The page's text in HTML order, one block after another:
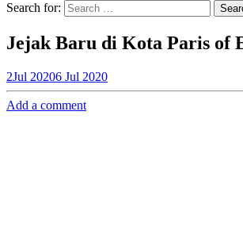
Search for:
Jejak Baru di Kota Paris of
2Jul 20206 Jul 2020
Add a comment